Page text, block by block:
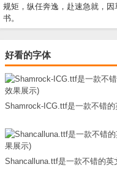
规矩，纵任奔逸，赴速急就，
书。
好看的字体
Shamrock-ICG.ttf是一款不错
Shancalluna.ttf是一款不错的英